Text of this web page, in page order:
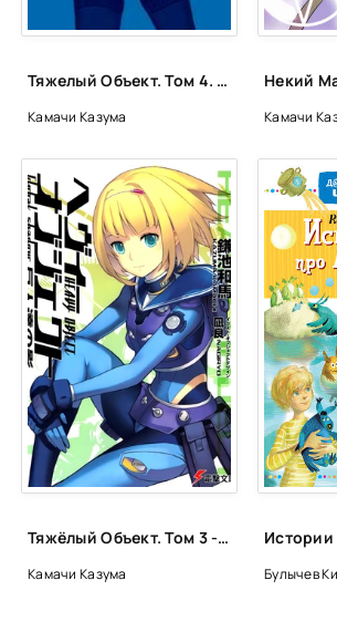
Тяжелый Объект. Том 4. Теоретический аспект - Казума Камачи
Камачи Казума Камачи
Тяжёлый Объект. Том 3 - Казума Камачи
Камачи Казума Булычев